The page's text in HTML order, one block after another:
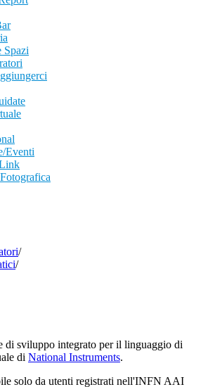
Spazi
Eventi
/
/
di sviluppo integrato per il linguaggio di
di National Instruments.
solo da utenti registrati nell'INFN AAI